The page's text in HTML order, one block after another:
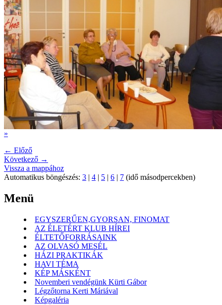
»
← Előző
Következő →
Vissza a mappához
Automatikus böngészés: 3 | 4 | 5 | 6 | 7 (idő másodpercekben)
Menü
EGYSZERŰEN,GYORSAN, FINOMAT
AZ ÉLETÉRT KLUB HÍREI
ÉLTETŐFORRÁSAINK
AZ OLVASÓ MESÉL
HÁZI PRAKTIKÁK
HAVI TÉMA
KÉP MÁSKÉNT
Novemberi vendégünk Kürti Gábor
Légzőtorna Kerti Máriával
Képgaléria